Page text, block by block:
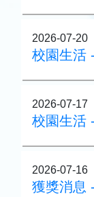
2026-07-20
校園生活
2026-07-17
校園生活
2026-07-16